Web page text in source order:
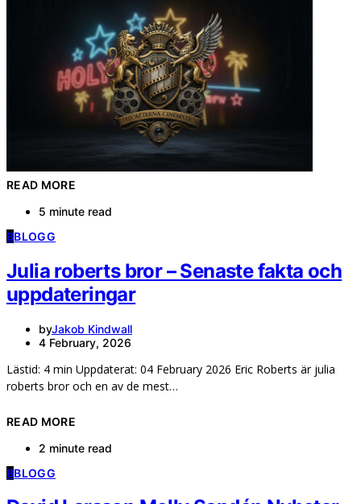
READ MORE
5 minute read
BBLOGG
Julia roberts bror – Senaste fakta och
uppdateringar
byJakob Kindwall
4 February, 2026
Lästid: 4 min Uppdaterat: 04 February 2026 Eric Roberts är julia
roberts bror och en av de mest…
READ MORE
2 minute read
BBLOGG